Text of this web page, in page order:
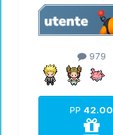
979
PP 42.00